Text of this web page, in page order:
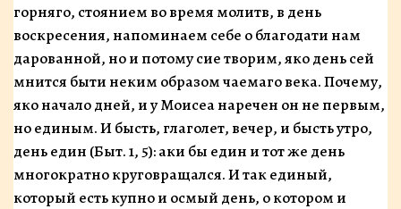
горняго, стоянием во время молитв, в день
воскресения, напоминаем себе о благодати нам
даро­ванной, но и потому сие творим, яко день сей
мнится быти неким образом чаемаго века. Почему,
яко начало дней, и у Моисеа наречен он не первым,
но единым. И бысть, глаголет, вечер, и бысть утро,
день един (Быт. 1, 5): аки бы един и тот же день
многократно круговращался. И так единый,
который есть купно и осмый день, о котором и